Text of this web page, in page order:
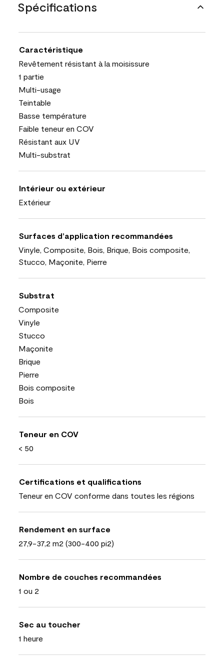
Spécifications
Caractéristique
Revêtement résistant à la moisissure
1 partie
Multi-usage
Teintable
Basse température
Faible teneur en COV
Résistant aux UV
Multi-substrat
Intérieur ou extérieur
Extérieur
Surfaces d’application recommandées
Vinyle, Composite, Bois, Brique, Bois composite,
Stucco, Maçonite, Pierre
Substrat
Composite
Vinyle
Stucco
Maçonite
Brique
Pierre
Bois composite
Bois
Teneur en COV
< 50
Certifications et qualifications
Teneur en COV conforme dans toutes les régions
Rendement en surface
27,9-37,2 m2 (300-400 pi2)
Nombre de couches recommandées
1 ou 2
Sec au toucher
1 heure